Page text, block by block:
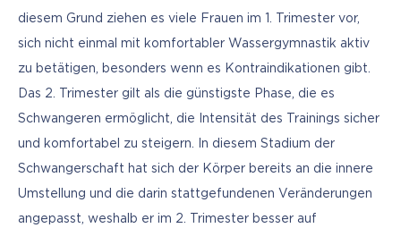
diesem Grund ziehen es viele Frauen im 1. Trimester vor,
sich nicht einmal mit komfortabler Wassergymnastik aktiv
zu betätigen, besonders wenn es Kontraindikationen gibt.
Das 2. Trimester gilt als die günstigste Phase, die es
Schwangeren ermöglicht, die Intensität des Trainings sicher
und komfortabel zu steigern. In diesem Stadium der
Schwangerschaft hat sich der Körper bereits an die innere
Umstellung und die darin stattgefundenen Veränderungen
angepasst, weshalb er im 2. Trimester besser auf